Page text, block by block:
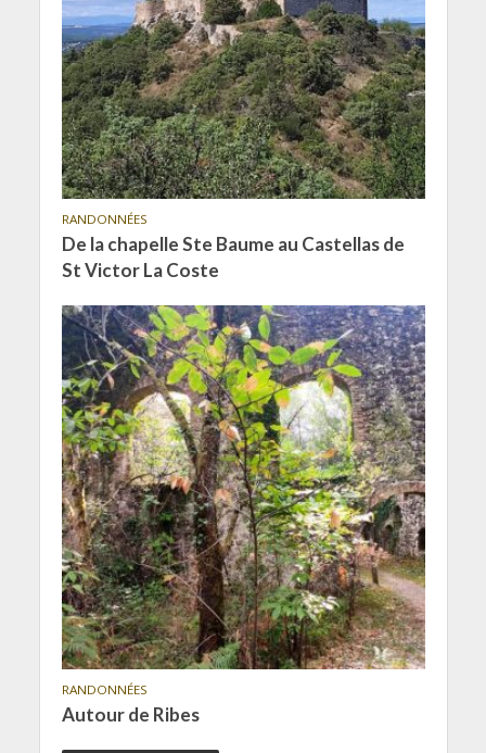
RANDONNÉES
De la chapelle Ste Baume au Castellas de
St Victor La Coste
RANDONNÉES
Autour de Ribes